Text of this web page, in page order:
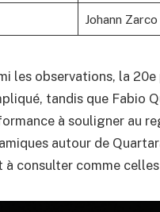
Johann Zarco
les observations, la
tandis que Fabio
à souligner au
autour de
à consulter comme